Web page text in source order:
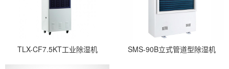
TLX-CF7.5KT工业除湿机 SMS-90B立式管道型除湿机